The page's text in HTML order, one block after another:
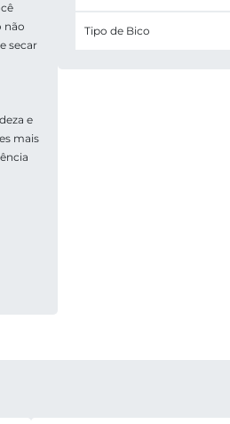
não
secar
e
mais
Tipo de Bico